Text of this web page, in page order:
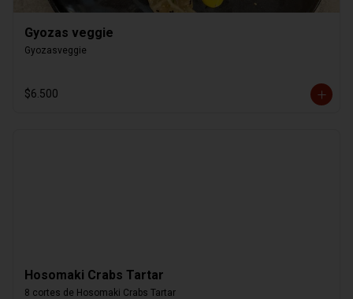
Gyozas veggie
Gyozasveggie
$6.500
Hosomaki Crabs Tartar
8 cortes de Hosomaki Crabs Tartar